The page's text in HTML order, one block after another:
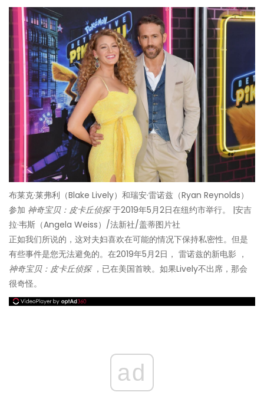
布莱克·莱弗利（Blake Lively）和瑞安·雷诺兹（Ryan Reynolds）
参加 神奇宝贝：皮卡丘侦探于2019年5月2日在纽约市举行。 |安吉
拉·韦斯（Angela Weiss）/法新社/盖蒂图片社
正如我们所说的，这对夫妇喜欢在可能的情况下保持私密性。但是
有些事件是您无法避免的。在2019年5月2日， 雷诺兹的新电影 ，
神奇宝贝：皮卡丘侦探，已在美国首映。如果Lively不出席，那会
很奇怪。
ad